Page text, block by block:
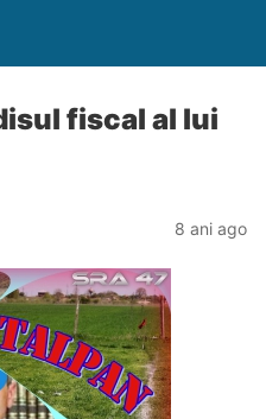
fiscal al lui
8 ani ago